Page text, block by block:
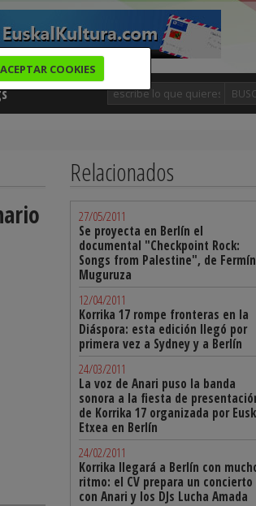
ACEPTAR COOKIES
Relacionados
27/05/2011
Se proyecta en Berlín el
documental "Checkpoint Rock:
Songs from Palestine", de Fermín
Muguruza
12/04/2011
Korrika 17 rompe fronteras en la
Diáspora: esta edición llegó por
primera vez a Sydney y a Berlín
24/03/2011
La voz de Anari puso la banda
sonora a la fiesta de
de Korrika 17 organizada por
Etxea en Berlín
24/02/2011
Korrika llegará a Berlín con
ritmo: el CV prepara un concierto
con Anari y los DJs Lucha Amada